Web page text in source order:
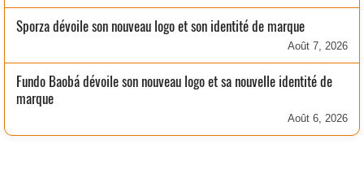
Sporza dévoile son nouveau logo et son identité de marque
Août 7, 2026
Fundo Baobá dévoile son nouveau logo et sa nouvelle identité de
marque
Août 6, 2026